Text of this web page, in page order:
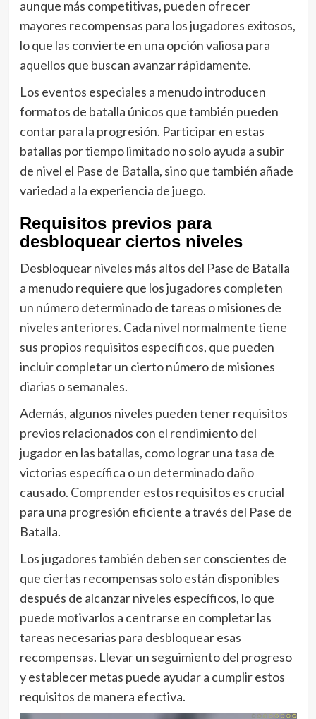
aunque más competitivas, pueden ofrecer
mayores recompensas para los jugadores exitosos,
lo que las convierte en una opción valiosa para
aquellos que buscan avanzar rápidamente.
Los eventos especiales a menudo introducen
formatos de batalla únicos que también pueden
contar para la progresión. Participar en estas
batallas por tiempo limitado no solo ayuda a subir
de nivel el Pase de Batalla, sino que también añade
variedad a la experiencia de juego.
Requisitos previos para
desbloquear ciertos niveles
Desbloquear niveles más altos del Pase de Batalla
a menudo requiere que los jugadores completen
un número determinado de tareas o misiones de
niveles anteriores. Cada nivel normalmente tiene
sus propios requisitos específicos, que pueden
incluir completar un cierto número de misiones
diarias o semanales.
Además, algunos niveles pueden tener requisitos
previos relacionados con el rendimiento del
jugador en las batallas, como lograr una tasa de
victorias específica o un determinado daño
causado. Comprender estos requisitos es crucial
para una progresión eficiente a través del Pase de
Batalla.
Los jugadores también deben ser conscientes de
que ciertas recompensas solo están disponibles
después de alcanzar niveles específicos, lo que
puede motivarlos a centrarse en completar las
tareas necesarias para desbloquear esas
recompensas. Llevar un seguimiento del progreso
y establecer metas puede ayudar a cumplir estos
requisitos de manera efectiva.